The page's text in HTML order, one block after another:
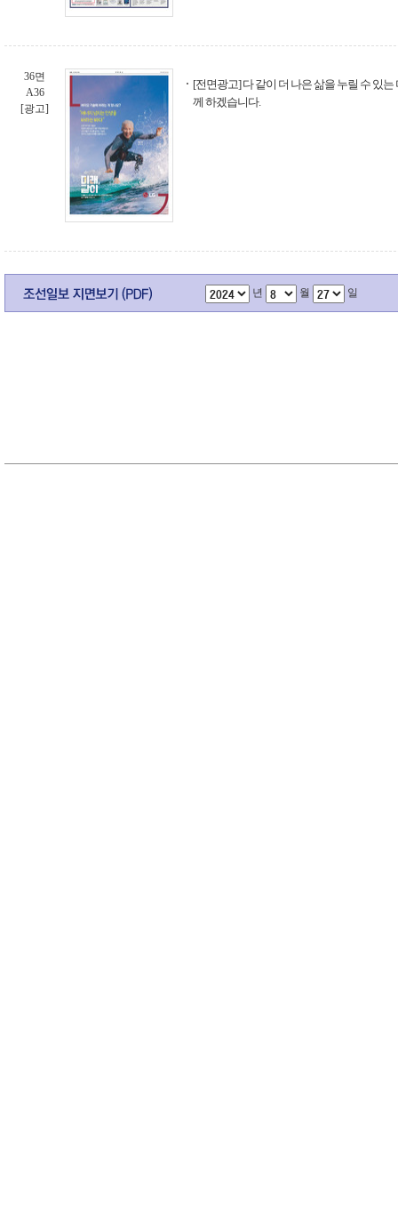
36면
A36
[광고]
[전면광고] 다 같이 더 나은 삶을 누릴 수 있
께 하겠습니다.
년 월 일